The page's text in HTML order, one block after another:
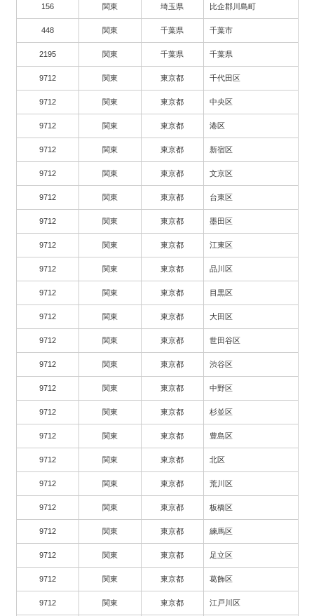
156 関東 埼玉県 比企郡川島町
448 関東 千葉県 千葉市
2195 関東 千葉県 千葉県
9712 関東 東京都 千代田区
9712 関東 東京都 中央区
9712 関東 東京都 港区
9712 関東 東京都 新宿区
9712 関東 東京都 文京区
9712 関東 東京都 台東区
9712 関東 東京都 墨田区
9712 関東 東京都 江東区
9712 関東 東京都 品川区
9712 関東 東京都 目黒区
9712 関東 東京都 大田区
9712 関東 東京都 世田谷区
9712 関東 東京都 渋谷区
9712 関東 東京都 中野区
9712 関東 東京都 杉並区
9712 関東 東京都 豊島区
9712 関東 東京都 北区
9712 関東 東京都 荒川区
9712 関東 東京都 板橋区
9712 関東 東京都 練馬区
9712 関東 東京都 足立区
9712 関東 東京都 葛飾区
9712 関東 東京都 江戸川区